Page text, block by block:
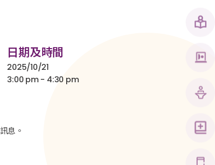
日期及時間
2025/10/21
3:00 pm - 4:30 pm
訊息。